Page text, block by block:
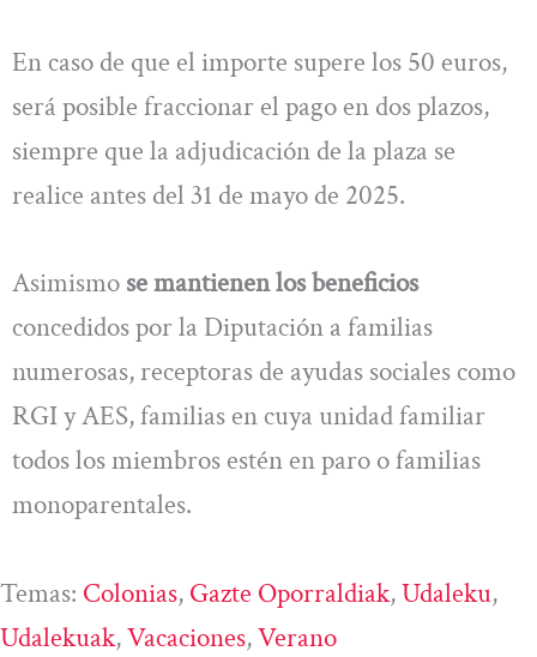
En caso de que el importe supere los 50 euros,
será posible fraccionar el pago en dos plazos,
siempre que la adjudicación de la plaza se
realice antes del 31 de mayo de 2025.
Asimismo se mantienen los beneficios
concedidos por la Diputación a familias
numerosas, receptoras de ayudas sociales como
RGI y AES, familias en cuya unidad familiar
todos los miembros estén en paro o familias
monoparentales.
Temas: Colonias, Gazte Oporraldiak, Udaleku
Udalekuak, Vacaciones, Verano